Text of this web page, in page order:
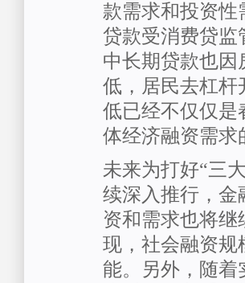
款需求和投资
贷款受消费贷监
中长期贷款也
低，居民去杠杆
低已经不仅仅是
体经济融资需求
未来为打好“三
续深入推行，金
资和需求也将
现，社会融资规
能。另外，随着